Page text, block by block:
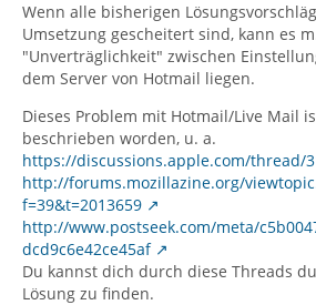
Wenn alle bisherigen
Umsetzung gescheitert sind, kann es
"Unverträglichkeit" zwischen
dem Server von Hotmail liegen.
Dieses Problem mit Hotmail/Live Mail
beschrieben worden, u. a.
https://discussions.apple.com/thread/
http://forums.mozillazine.org/
f=39&t=2013659
http://www.postseek.com/meta/
dcd9c6e42ce45af
Du kannst dich durch diese Threads
Lösung zu finden.